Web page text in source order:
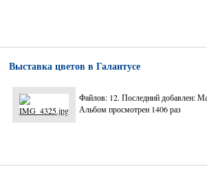
Выставка цветов в Галантусе
Файлов: 12. Последний добавлен:
Альбом просмотрен 1406 раз